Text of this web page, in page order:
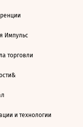
Импульс
торговли
и технологии